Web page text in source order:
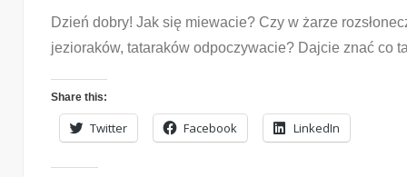
Dzień dobry! Jak się miewacie? Czy w żarze
jezioraków, tataraków odpoczywacie? Dajcie znać co
Share this:
Twitter Facebook LinkedIn